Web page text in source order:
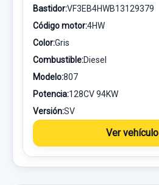
Bastidor:VF3EB4HWB13129379
Código motor:4HW
Color:Gris
Combustible:Diesel
Modelo:807
Potencia:128CV 94KW
Versión:SV
Ver vehículo